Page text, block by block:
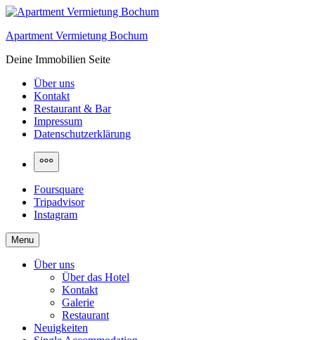
Skip
content
Apartment Vermietung Bochum
Deine Immobilien Seite
Über uns
Kontakt
Restaurant & Bar
Impressum
Datenschutzerklärung
More
Foursquare
Tripadvisor
Instagram
Menu
Über uns
Über das Hotel
Kontakt
Galerie
Restaurant
Neuigkeiten